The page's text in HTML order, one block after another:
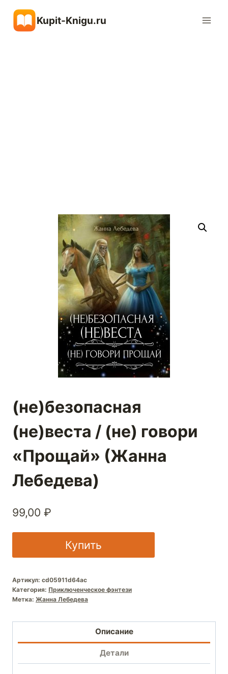
содержимому
Kupit-Knigu.ru
(не)безопасная
(не)веста / (не) говори
«Прощай» (Жанна
Лебедева)
99,00 ₽
Купить
Артикул: cd05911d64ac
Категория: Приключенческое фэнтези
Метка: Жанна Лебедева
Описание
Детали